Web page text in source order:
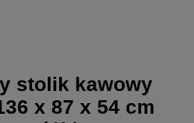
stolik kawowy
x 87 x 54 cm